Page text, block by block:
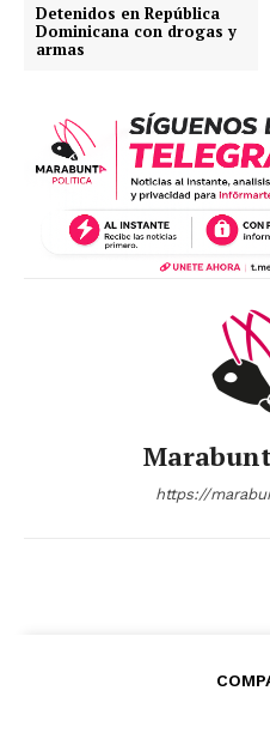
Detenidos en República
Dominicana con drogas y
armas
https://